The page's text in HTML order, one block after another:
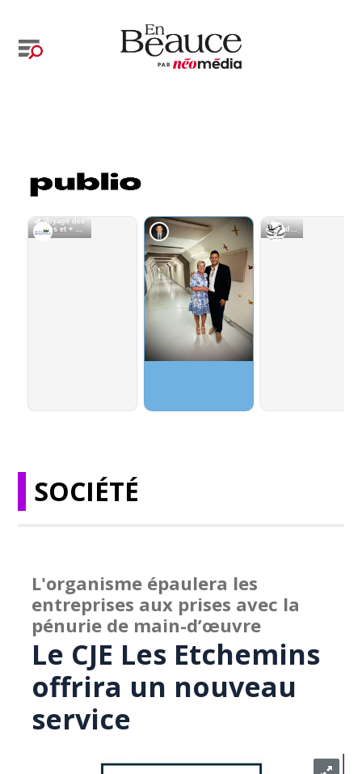
SOCIÉTÉ
L'organisme épaulera les
entreprises aux prises avec la
pénurie de main-d’œuvre
Le CJE Les Etchemins
offrira un nouveau
service